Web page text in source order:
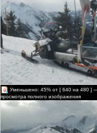
Уменьшено: 45% от [ 640 на 480 ]
просмотра полного изображения